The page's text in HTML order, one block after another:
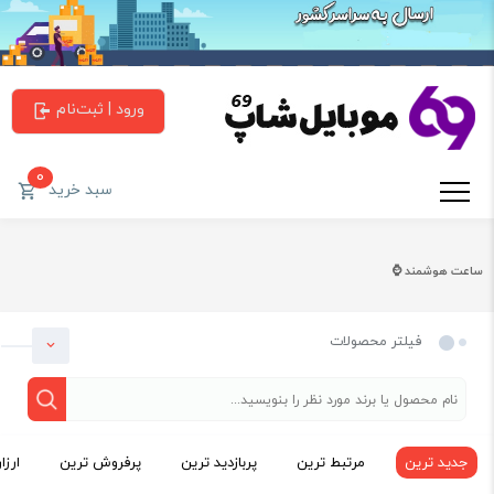
ورود | ثبت‌نام
سبد خرید0
ساعت هوشمند ⌚
فیلتر محصولات
دسته بندی
جدید ترین مرتبط ترین پربازدید ترین پرفروش ترین